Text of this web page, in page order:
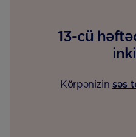
13-cü
Körpənizinsəs